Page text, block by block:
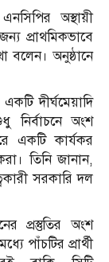
অস্থায়ী
প্রাথমিকভাবে
বলেন। অনুষ্ঠানে
দীর্ঘমেয়াদি
নির্বাচনে অংশ
একটি কার্যকর
তিনি জানান,
সরকারি দল
প্রস্তুতির অংশ
পাঁচটির প্রার্থী